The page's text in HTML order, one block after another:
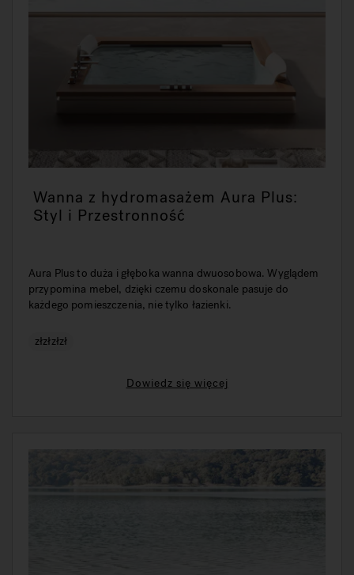
Wanna z hydromasażem Aura Plus:
Styl i Przestronność
Aura Plus to duża i głęboka wanna dwuosobowa. Wyglądem
przypomina mebel, dzięki czemu doskonale pasuje do
każdego pomieszczenia, nie tylko łazienki.
złzłzłzł
Dowiedz się więcej